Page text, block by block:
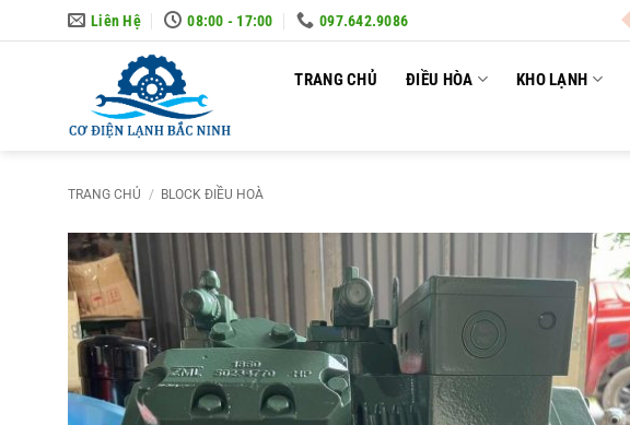
to
Liên Hệ 08:00 - 17:00 097.642.9086
TRANG CHỦ ĐIỀU HÒA KHO LẠNH
TRANG CHỦ / BLOCK ĐIỀU HOÀ